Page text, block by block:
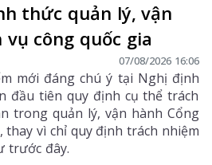
thức quản lý, vận
vụ công quốc gia
07/08/2026 16:06
mới đáng chú ý tại Nghị định
đầu tiên quy định cụ thể trách
trong quản lý, vận hành Cổng
thay vì chỉ quy định trách nhiệm
trước đây.